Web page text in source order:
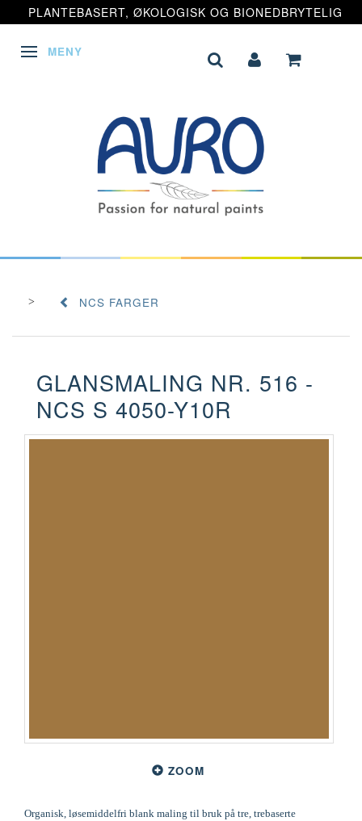
PLANTEBASERT, ØKOLOGISK OG BIONEDBRYTELIG
VEKSLE NAVIGASJON
MENY
NCS FARGER
GLANSMALING NR. 516 -
NCS S 4050-Y10R
ZOOM
Organisk, løsemiddelfri blank maling til bruk på tre, trebaserte